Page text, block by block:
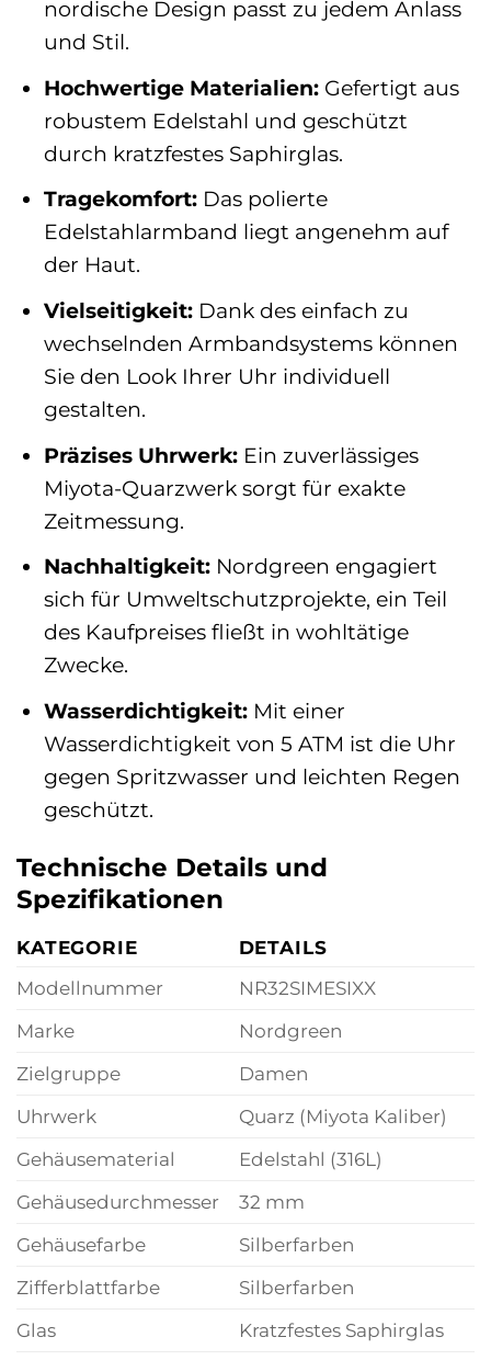
nordische Design passt zu jedem Anlass
und Stil.
Hochwertige Materialien:Gefertigt aus
robustem Edelstahl und geschützt
durch kratzfestes Saphirglas.
Tragekomfort:Das polierte
Edelstahlarmband liegt angenehm auf
der Haut.
Vielseitigkeit:Dank des einfach zu
wechselnden Armbandsystems können
Sie den Look Ihrer Uhr individuell
gestalten.
Präzises Uhrwerk:Ein zuverlässiges
Miyota-Quarzwerk sorgt für exakte
Zeitmessung.
Nachhaltigkeit:Nordgreen engagiert
sich für Umweltschutzprojekte, ein Teil
des Kaufpreises fließt in wohltätige
Zwecke.
Wasserdichtigkeit:Mit einer
Wasserdichtigkeit von 5 ATM ist die Uhr
gegen Spritzwasser und leichten Regen
geschützt.
Technische Details und
Spezifikationen
KATEGORIE
DETAILS
Modellnummer
NR32SIMESIXX
Marke
Nordgreen
Zielgruppe
Damen
Uhrwerk
Quarz (Miyota Kaliber)
Gehäusematerial
Edelstahl (316L)
Gehäusedurchmesser
32 mm
Gehäusefarbe
Silberfarben
Zifferblattfarbe
Silberfarben
Glas
Kratzfestes Saphirglas